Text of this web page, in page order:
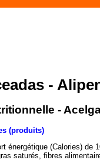
-
-
(produits)
énergétique (Calories) de
saturés, fibres